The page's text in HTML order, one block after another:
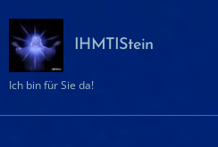
IHMTIStein
Ich bin für Sie da!